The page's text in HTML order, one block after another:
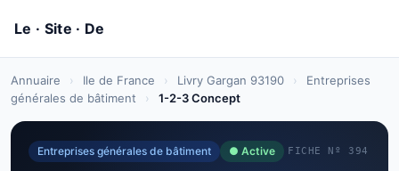
Annuaire › Ile de France › Livry Gargan 93190 ›
Entreprises
générales de bâtiment
› 1-2-3 Concept
Entreprises générales de bâtiment ● Active FICHE Nº 394